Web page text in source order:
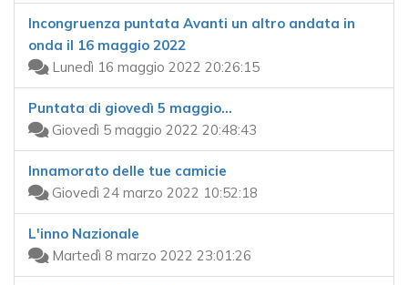
Incongruenza puntata Avanti un altro andata in
onda il 16 maggio 2022
Lunedì 16 maggio 2022 20:26:15
Puntata di giovedì 5 maggio…
Giovedì 5 maggio 2022 20:48:43
Innamorato delle tue camicie
Giovedì 24 marzo 2022 10:52:18
L'inno Nazionale
Martedì 8 marzo 2022 23:01:26